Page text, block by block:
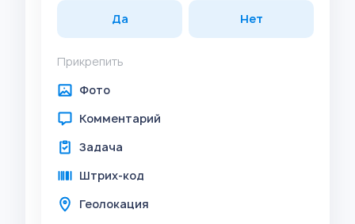
Да Нет
Прикрепить
Фото
Комментарий
Задача
Штрих-код
Геолокация